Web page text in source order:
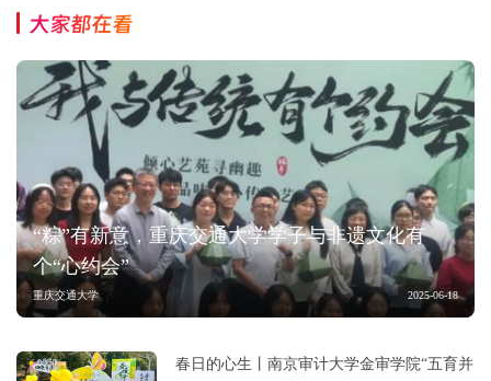
大家都在看
“粽”有新意，重庆交通大学学子与非遗文化有
个“心约会”
重庆交通大学 2025-06-18
春日的心生丨南京审计大学金审学院“五育并